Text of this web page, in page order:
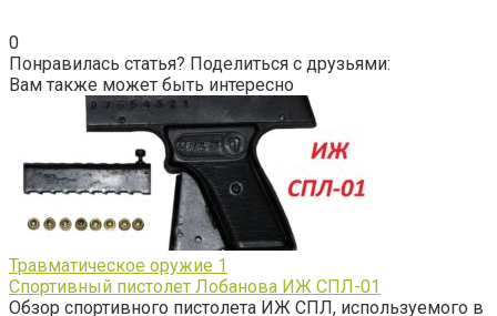
0
Понравилась статья? Поделиться с друзьями:
Вам также может быть интересно
Травматическое оружие 1
Спортивный пистолет Лобанова ИЖ СПЛ-01
Обзор спортивного пистолета ИЖ СПЛ, используемого в